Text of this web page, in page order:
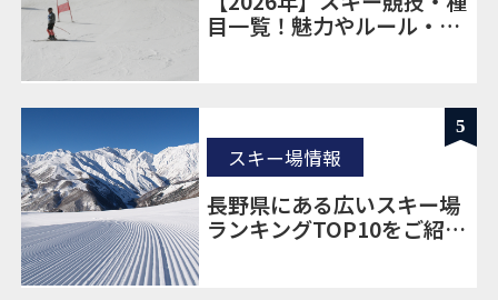
目一覧！魅力やルール・見
5
長野県にある広いスキー場
ランキングTOP10をご紹
スキー場情報